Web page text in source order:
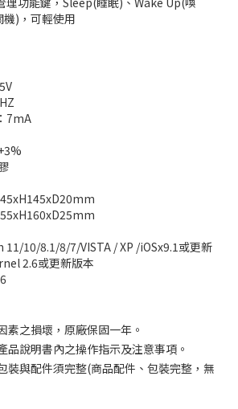
)，可輕使用
7mA
11/10/8.1/8/7/VISTA / XP /iOSx9.1或更新
2.6或更新版本
素之損壞，原廠保固一年。
品說明書內之操作指示及注意事項。
裝與配件須完整(商品配件、包裝完整，無